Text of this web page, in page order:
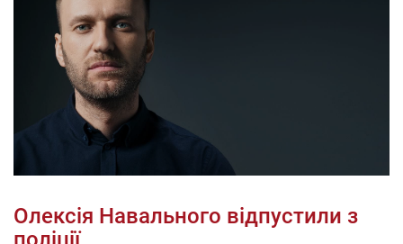
Олексія Навального відпустили з